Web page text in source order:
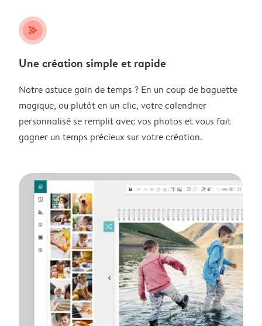
stars_plus
Une création simple et rapide
Notre astuce gain de temps ? En un coup de baguette
magique, ou plutôt en un clic, votre calendrier
personnalisé se remplit avec vos photos et vous fait
gagner un temps précieux sur votre création.